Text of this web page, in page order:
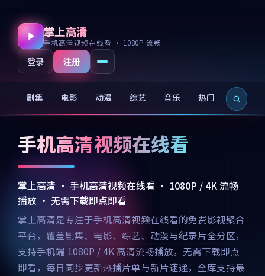
掌上高清
手机高清视频在线看 · 1080P 流畅
登录 注册
剧集 电影 动漫 综艺 音乐 热门 新片
手机高清视频在线看
掌上高清 · 手机高清视频在线看 · 1080P / 4K 流畅
播放 · 无需下载即点即看
掌上高清是专注于手机高清视频在线看的免费影视聚合
平台，覆盖剧集、电影、综艺、动漫与纪录片全分区，
支持手机端 1080P / 4K 高清流畅播放，无需下载即点
即看，每日同步更新热播片单与新片速递，全库支持最